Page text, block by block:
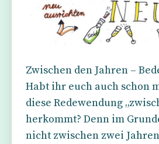
Zwischen den Jahren –
Habt ihr euch auch schon
diese Redewendung
herkommt? Denn im
nicht zwischen zwei